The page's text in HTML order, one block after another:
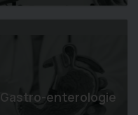
Gastro-enterologie